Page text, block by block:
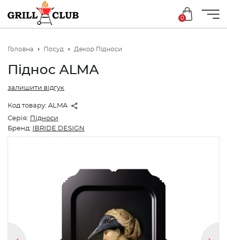
0
Головна Посуд Декор Підноси
Піднос ALMA
Код товару: ALMA
залишити відгук
Бренд: IBRIDE DESIGN
Серія: Підноси